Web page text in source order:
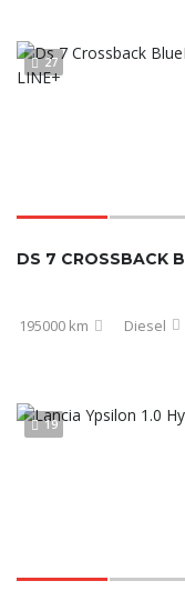
27
195000 km Diesel
19